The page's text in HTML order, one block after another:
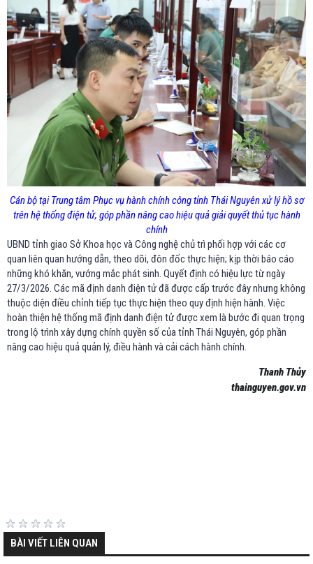
Cán bộ tại Trung tâm Phục vụ hành chính công tỉnh Thái Nguyên xử lý hồ sơ
trên hệ thống điện tử, góp phần nâng cao hiệu quả giải quyết thủ tục hành
chính
UBND tỉnh giao Sở Khoa học và Công nghệ chủ trì phối hợp với các cơ
quan liên quan hướng dẫn, theo dõi, đôn đốc thực hiện; kịp thời báo cáo
những khó khăn, vướng mắc phát sinh. Quyết định có hiệu lực từ ngày
27/3/2026. Các mã định danh điện tử đã được cấp trước đây nhưng không
thuộc diện điều chỉnh tiếp tục thực hiện theo quy định hiện hành. Việc
hoàn thiện hệ thống mã định danh điện tử được xem là bước đi quan trọng
trong lộ trình xây dựng chính quyền số của tỉnh Thái Nguyên, góp phần
nâng cao hiệu quả quản lý, điều hành và cải cách hành chính.
Thanh Thủy
thainguyen.gov.vn
BÀI VIẾT LIÊN QUAN